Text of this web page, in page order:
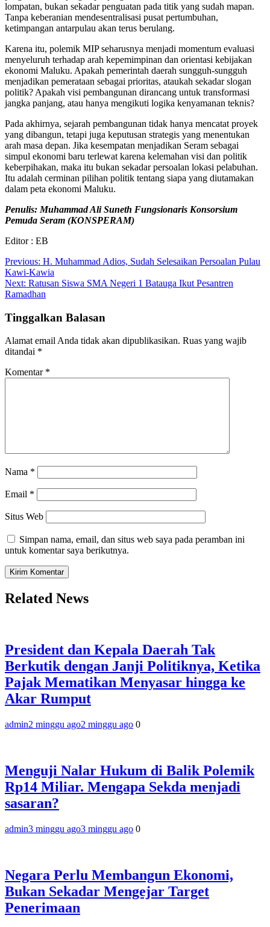
lompatan, bukan sekadar penguatan pada titik yang sudah mapan.
Tanpa keberanian mendesentralisasi pusat pertumbuhan,
ketimpangan antarpulau akan terus berulang.
Karena itu, polemik MIP seharusnya menjadi momentum evaluasi
menyeluruh terhadap arah kepemimpinan dan orientasi kebijakan
ekonomi Maluku. Apakah pemerintah daerah sungguh-sungguh
menjadikan pemerataan sebagai prioritas, ataukah sekadar slogan
politik? Apakah visi pembangunan dirancang untuk transformasi
jangka panjang, atau hanya mengikuti logika kenyamanan teknis?
Pada akhirnya, sejarah pembangunan tidak hanya mencatat proyek
yang dibangun, tetapi juga keputusan strategis yang menentukan
arah masa depan. Jika kesempatan menjadikan Seram sebagai
simpul ekonomi baru terlewat karena kelemahan visi dan politik
keberpihakan, maka itu bukan sekadar persoalan lokasi pelabuhan.
Itu adalah cerminan pilihan politik tentang siapa yang diutamakan
dalam peta ekonomi Maluku.
Penulis: Muhammad Ali Suneth Fungsionaris Konsorsium
Pemuda Seram (KONSPERAM)
Editor : EB
Navigasi
pos
Previous: H. Muhammad Adios, Sudah Selesaikan Persoalan Pulau
Kawi-Kawia
Next: Ratusan Siswa SMA Negeri 1 Batauga Ikut Pesantren
Ramadhan
Tinggalkan Balasan
Alamat email Anda tidak akan dipublikasikan. Ruas yang wajib
ditandai *
Komentar *
Nama *
Email *
Situs Web
Simpan nama, email, dan situs web saya pada peramban ini
untuk komentar saya berikutnya.
Related News
President dan Kepala Daerah Tak
Berkutik dengan Janji Politiknya, Ketika
Pajak Mematikan Menyasar hingga ke
Akar Rumput
admin2 minggu ago2 minggu ago 0
‎Menguji Nalar Hukum di Balik Polemik
Rp14 Miliar. Mengapa Sekda menjadi
sasaran?
admin3 minggu ago3 minggu ago 0
Negara Perlu Membangun Ekonomi,
Bukan Sekadar Mengejar Target
Penerimaan